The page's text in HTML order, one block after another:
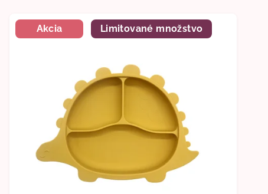
Akcia Limitované množstvo